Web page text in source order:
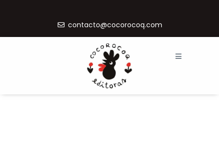
contacto@cocorocoq.com